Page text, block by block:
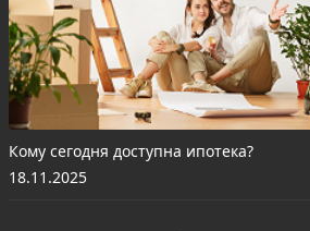
Кому сегодня доступна ипотека?
18.11.2025